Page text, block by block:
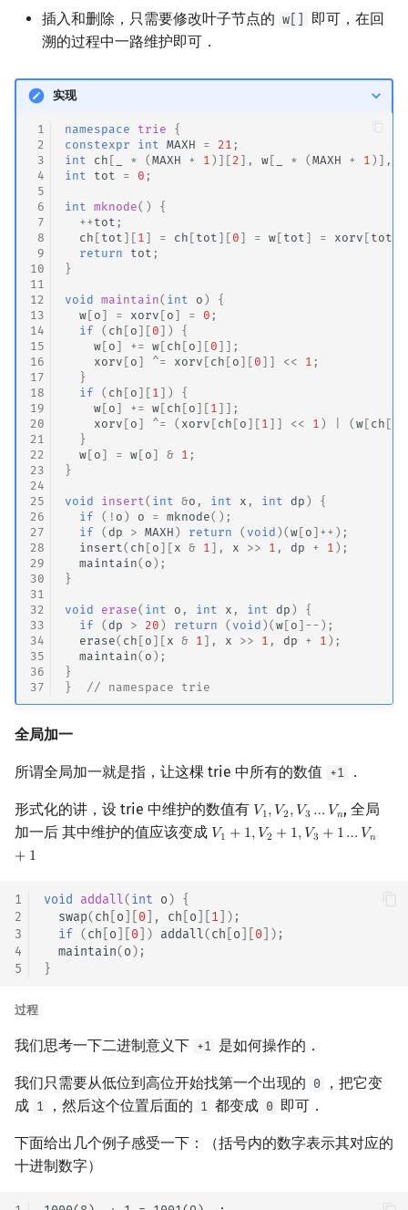
插入和删除，只需要修改叶子节点的 w[]
即可，在回
溯的过程中一路维护即可．
实现
1
2
3
4
5
6
7
8
9
10
11
12
13
14
15
16
17
18
19
20
21
22
23
24
25
26
27
28
29
30
31
32
33
34
35
36
37
namespace trie
{
constexpr
int MAXH = 21 ;
int
ch [ * (MAXH + 1 )][ 2 ], w [ * (MAXH + 1 )],
int
tot = 0 ;
int mknode()
{
++ tot ;
ch [ tot ][ 1 ] = ch [ tot ][ 0 ] = w [ tot ] = xorv [ tot
return
tot ;
}
void maintain( int o )
{
w [ o ] = xorv [ o ] = 0 ;
if
( ch [ o ][ 0 ])
{
w [ o ] += w [ ch [ o ][ 0 ]];
xorv [ o ] ^= xorv [ ch [ o ][ 0 ]] << 1 ;
}
if
( ch [ o ][ 1 ])
{
w [ o ] += w [ ch [ o ][ 1 ]];
xorv [ o ] ^= ( xorv [ ch [ o ][ 1 ]] << 1 ) (w [ ch [
}
w [ o ] = w [ o ] & 1 ;
}
void insert ( int &o , int x , int dp )
{
if
( ! o ) o = mknode();
if
( dp > MAXH ) return ( void )(w [ o ] ++ );
insert ( ch [ o ][ x & 1 ], x >> 1 , dp + 1 );
maintain( o );
}
void erase( int o , int x , int dp )
{
if
( dp > 20 ) return ( void )(w [ o ] -- );
erase( ch [ o ][ x & 1 ], x >> 1 , dp + 1 );
maintain( o );
}
}
// namespace trie
全局加一
所谓全局加一就是指，让这棵 trie 中所有的数值 +1 ．
形式化的讲，设 trie 中维护的数值有 𝑉1, 𝑉2, 𝑉3 … 𝑉𝑛
V1,V2,V 3… Vn
, 全局
加一后 其中维护的值应该变成 𝑉1 + 1, 𝑉2 + 1, 𝑉3 + 1… 𝑉𝑛
+ 1
V1 +1, V2 +1, V3 +1…V n+ 1
1
2
3
4
5
void addall(int o) {
swap(ch o 0 ], ch o 1 ]);
if (ch o 0 ]) addall(ch o 0 ]);
maintain(o);
}
过程
我们思考一下二进制意义下 +1 是如何操作的．
我们只需要从低位到高位开始找第一个出现的 0
，把它变
成 1 ，然后这个位置后面的 1 都变成 0 即可．
下面给出几个例子感受一下：（括号内的数字表示其对应的
十进制数字）